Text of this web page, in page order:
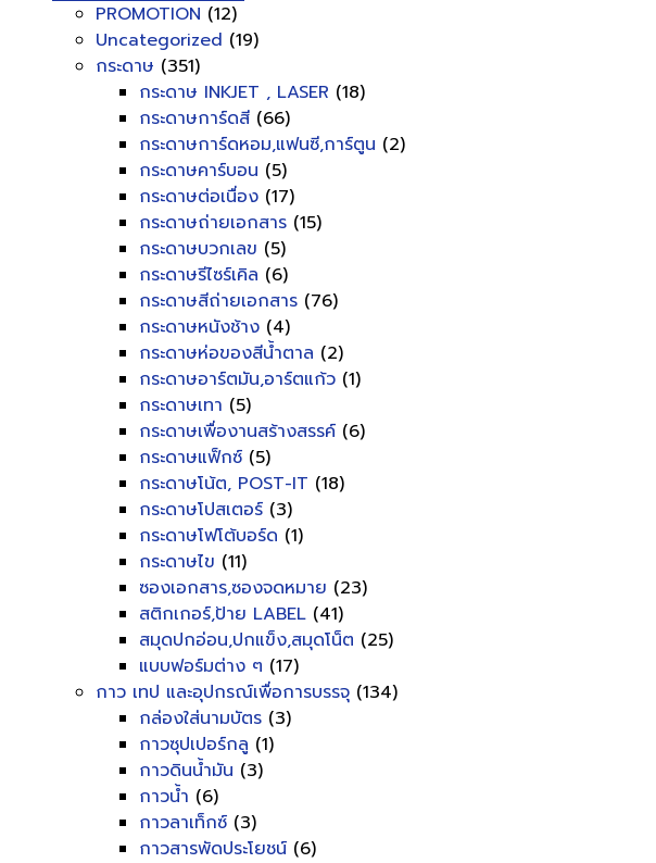
PROMOTION (12)
Uncategorized (19)
กระดาษ (351)
กระดาษ INKJET , LASER (18)
กระดาษการ์ดสี (66)
กระดาษการ์ดหอม,แฟนซี,การ์ตูน (2)
กระดาษคาร์บอน (5)
กระดาษต่อเนื่อง (17)
กระดาษถ่ายเอกสาร (15)
กระดาษบวกเลข (5)
กระดาษรีไซร์เคิล (6)
กระดาษสีถ่ายเอกสาร (76)
กระดาษหนังช้าง (4)
กระดาษห่อของสีน้ำตาล (2)
กระดาษอาร์ตมัน,อาร์ตแก้ว (1)
กระดาษเทา (5)
กระดาษเพื่องานสร้างสรรค์ (6)
กระดาษแฟ็กซ์ (5)
กระดาษโน้ต, POST-IT (18)
กระดาษโปสเตอร์ (3)
กระดาษโฟโต้บอร์ด (1)
กระดาษไข (11)
ซองเอกสาร,ซองจดหมาย (23)
สติกเกอร์,ป้าย LABEL (41)
สมุดปกอ่อน,ปกแข็ง,สมุดโน็ต (25)
แบบฟอร์มต่าง ๆ (17)
กาว เทป และอุปกรณ์เพื่อการบรรจุ (134)
กล่องใส่นามบัตร (3)
กาวซุปเปอร์กลู (1)
กาวดินน้ำมัน (3)
กาวน้ำ (6)
กาวลาเท็กซ์ (3)
กาวสารพัดประโยชน์ (6)